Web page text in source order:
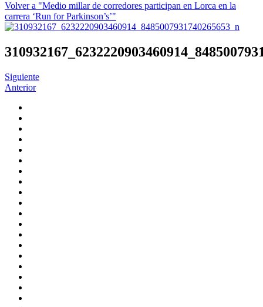
Volver a "Medio millar de corredores participan en Lorca en la
carrera ‘Run for Parkinson’s’"
Siguiente
Anterior